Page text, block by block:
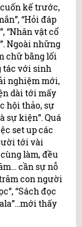
kế trước,
“Hỏi đáp
“Nhân vật cổ
Ngoài những
chữ bằng lối
tác với sinh
nghiệm mới,
dài tới mấy
hội thảo, sự
sự kiện”. Quá
set up các
tới vài
làm, đều
cần sự nỗ
con người
“Sách đọc
thấy